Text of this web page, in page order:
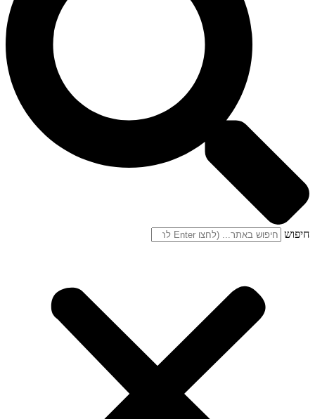
חיפוש